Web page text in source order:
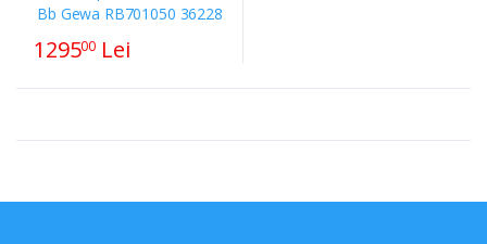
129500 Lei